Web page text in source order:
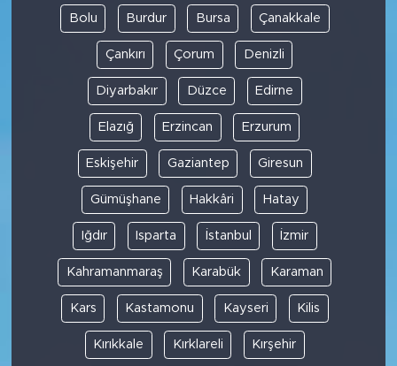
Bolu Burdur Bursa Çanakkale
Çankırı Çorum Denizli
Diyarbakır Düzce Edirne
Elazığ Erzincan Erzurum
Eskişehir Gaziantep Giresun
Gümüşhane Hakkâri Hatay
Iğdır Isparta İstanbul İzmir
Kahramanmaraş Karabük Karaman
Kars Kastamonu Kayseri Kilis
Kırıkkale Kırklareli Kırşehir